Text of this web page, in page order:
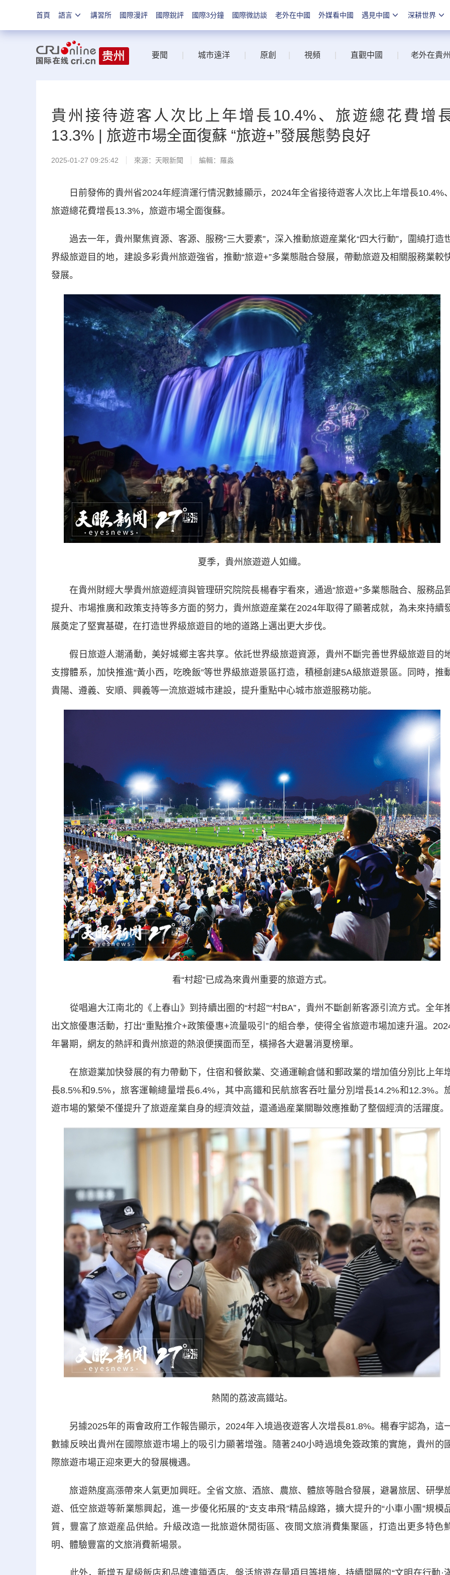
首頁 語言 講習所 國際漫評 國際銳評 國際3分鐘 國際微訪談 老外在中國 外媒看中國 遇見中國 深耕世界
要聞 城市遠洋 原創 視頻 直觀中國 老外在貴州
貴州接待遊客人次比上年增長10.4%、旅遊總花費增
13.3% | 旅遊市場全面復蘇 “旅遊+”發展態勢良好
2025-01-27 09:25:42 來源： 天眼新聞 編輯：羅淼
日前發佈的貴州省2024年經濟運行情況數據顯示，2024年全省接待遊客人次比上年增長10.4%、
旅遊總花費增長13.3%，旅遊市場全面復蘇。
過去一年，貴州聚焦資源、客源、服務“三大要素”，深入推動旅遊産業化“四大行動”，圍繞打造
界級旅遊目的地，建設多彩貴州旅遊強省，推動“旅遊+”多業態融合發展，帶動旅遊及相關服務業較
發展。
夏季，貴州旅遊遊人如織。
在貴州財經大學貴州旅遊經濟與管理研究院院長楊春宇看來，通過“旅遊+”多業態融合、服務品
提升、市場推廣和政策支持等多方面的努力，貴州旅遊産業在2024年取得了顯著成就，為未來持續
展奠定了堅實基礎，在打造世界級旅遊目的地的道路上邁出更大步伐。
假日旅遊人潮涌動，美好城鄉主客共享。依託世界級旅遊資源，貴州不斷完善世界級旅遊目的
支撐體系，加快推進“黃小西，吃晚飯”等世界級旅遊景區打造，積極創建5A級旅遊景區。同時，推
貴陽、遵義、安順、興義等一流旅遊城市建設，提升重點中心城市旅遊服務功能。
看“村超”已成為來貴州重要的旅遊方式。
從唱遍大江南北的《上春山》到持續出圈的“村超”“村BA”，貴州不斷創新客源引流方式。全年
出文旅優惠活動，打出“重點推介+政策優惠+流量吸引”的組合拳，使得全省旅遊市場加速升溫。
年暑期，網友的熱評和貴州旅遊的熱浪便撲面而至，橫掃各大避暑消夏榜單。
在旅遊業加快發展的有力帶動下，住宿和餐飲業、交通運輸倉儲和郵政業的增加值分別比上年
長8.5%和9.5%，旅客運輸總量增長6.4%，其中高鐵和民航旅客吞吐量分別增長14.2%和12.3%。
遊市場的繁榮不僅提升了旅遊産業自身的經濟效益，還通過産業關聯效應推動了整個經濟的活躍度。
熱鬧的荔波高鐵站。
另據2025年的兩會政府工作報告顯示，2024年入境過夜遊客人次增長81.8%。楊春宇認為，這
數據反映出貴州在國際旅遊市場上的吸引力顯著增強。隨著240小時過境免簽政策的實施，貴州的
際旅遊市場正迎來更大的發展機遇。
旅遊熱度高漲帶來人氣更加興旺。全省文旅、酒旅、農旅、體旅等融合發展，避暑旅居、研學
遊、低空旅遊等新業態興起，進一步優化拓展的“支支串飛”精品線路，擴大提升的“小車小團”規模
質，豐富了旅遊産品供給。升級改造一批旅遊休閒街區、夜間文旅消費集聚區，打造出更多特色
明、體驗豐富的文旅消費新場景。
此外，新增五星級飯店和品牌連鎖酒店、盤活旅遊存量項目等措施，持續開展的“文明在行動·